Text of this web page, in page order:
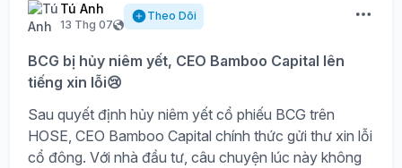
Tú Anh
13 Thg 07
Theo Dõi
BCG bị hủy niêm yết, CEO Bamboo Capital lên
tiếng xin lỗi😢
Sau quyết định hủy niêm yết cổ phiếu BCG trên
HOSE, CEO Bamboo Capital chính thức gửi thư xin lỗi
cổ đông. Với nhà đầu tư, câu chuyện lúc này không